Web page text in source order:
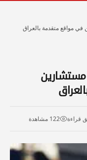
مواقع متقدمة بالعراق
مستشارين
122 مشاهدة